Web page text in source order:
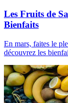
Les Fruits de
Bienfaits
En mars, faites le
découvrez les